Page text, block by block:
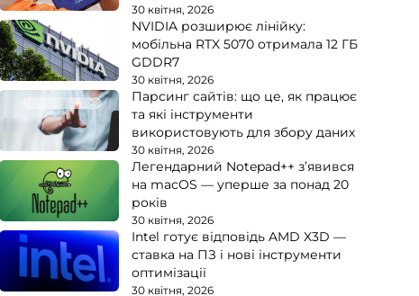
30 квітня, 2026
NVIDIA розширює лінійку:
мобільна RTX 5070 отримала 12 ГБ
GDDR7
30 квітня, 2026
Парсинг сайтів: що це, як працює
та які інструменти
використовують для збору даних
30 квітня, 2026
Легендарний Notepad++ з’явився
на macOS — уперше за понад 20
років
30 квітня, 2026
Intel готує відповідь AMD X3D —
ставка на ПЗ і нові інструменти
оптимізації
30 квітня, 2026